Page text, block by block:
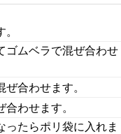
ゴムベラで混ぜ合わせ
合わせます。
わせます。
たらポリ袋に入れま